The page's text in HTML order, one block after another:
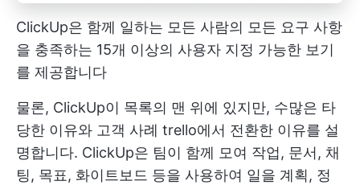
ClickUp은 함께 일하는 모든 사람의 모든 요구 사항
을 충족하는 15개 이상의 사용자 지정 가능한 보기
를 제공합니다
물론, ClickUp이 목록의 맨 위에 있지만, 수많은 타
당한 이유와 고객 사례 trello에서 전환한 이유를 설
명합니다. ClickUp은 팀이 함께 모여 작업, 문서, 채
팅, 목표, 화이트보드 등을 사용하여 일을 계획, 정